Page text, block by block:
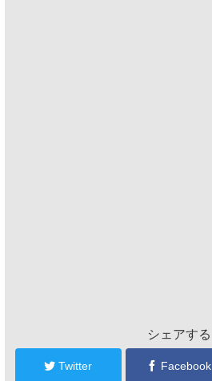
シェアする
Twitter Facebook